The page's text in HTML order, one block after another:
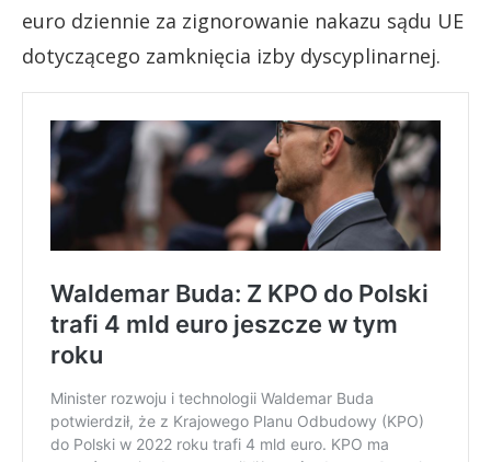
euro dziennie za zignorowanie nakazu sądu UE
dotyczącego zamknięcia izby dyscyplinarnej.